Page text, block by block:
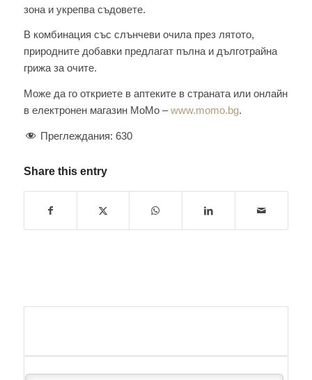
зона и укрепва съдовете.
В комбинация със слънчеви очила през лятото,
природните добавки предлагат пълна и дълготрайна
грижа за очите.
Може да го откриете в аптеките в страната или онлайн
в електронен магазин MoMo –www.momo.bg.
Преглеждания: 630
Share this entry